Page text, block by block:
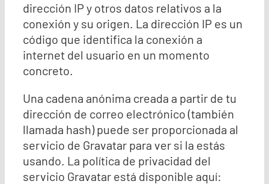
dirección IP y otros datos relativos a la
conexión y su origen. La dirección IP es un
código que identifica la conexión a
internet del usuario en un momento
concreto.
Una cadena anónima creada a partir de tu
dirección de correo electrónico (también
llamada hash) puede ser proporcionada al
servicio de Gravatar para ver si la estás
usando. La política de privacidad del
servicio Gravatar está disponible aquí: